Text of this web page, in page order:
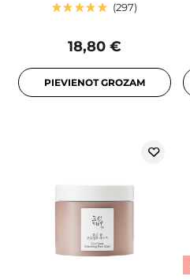
297
18,80 €
PIEVIENOT GROZAM